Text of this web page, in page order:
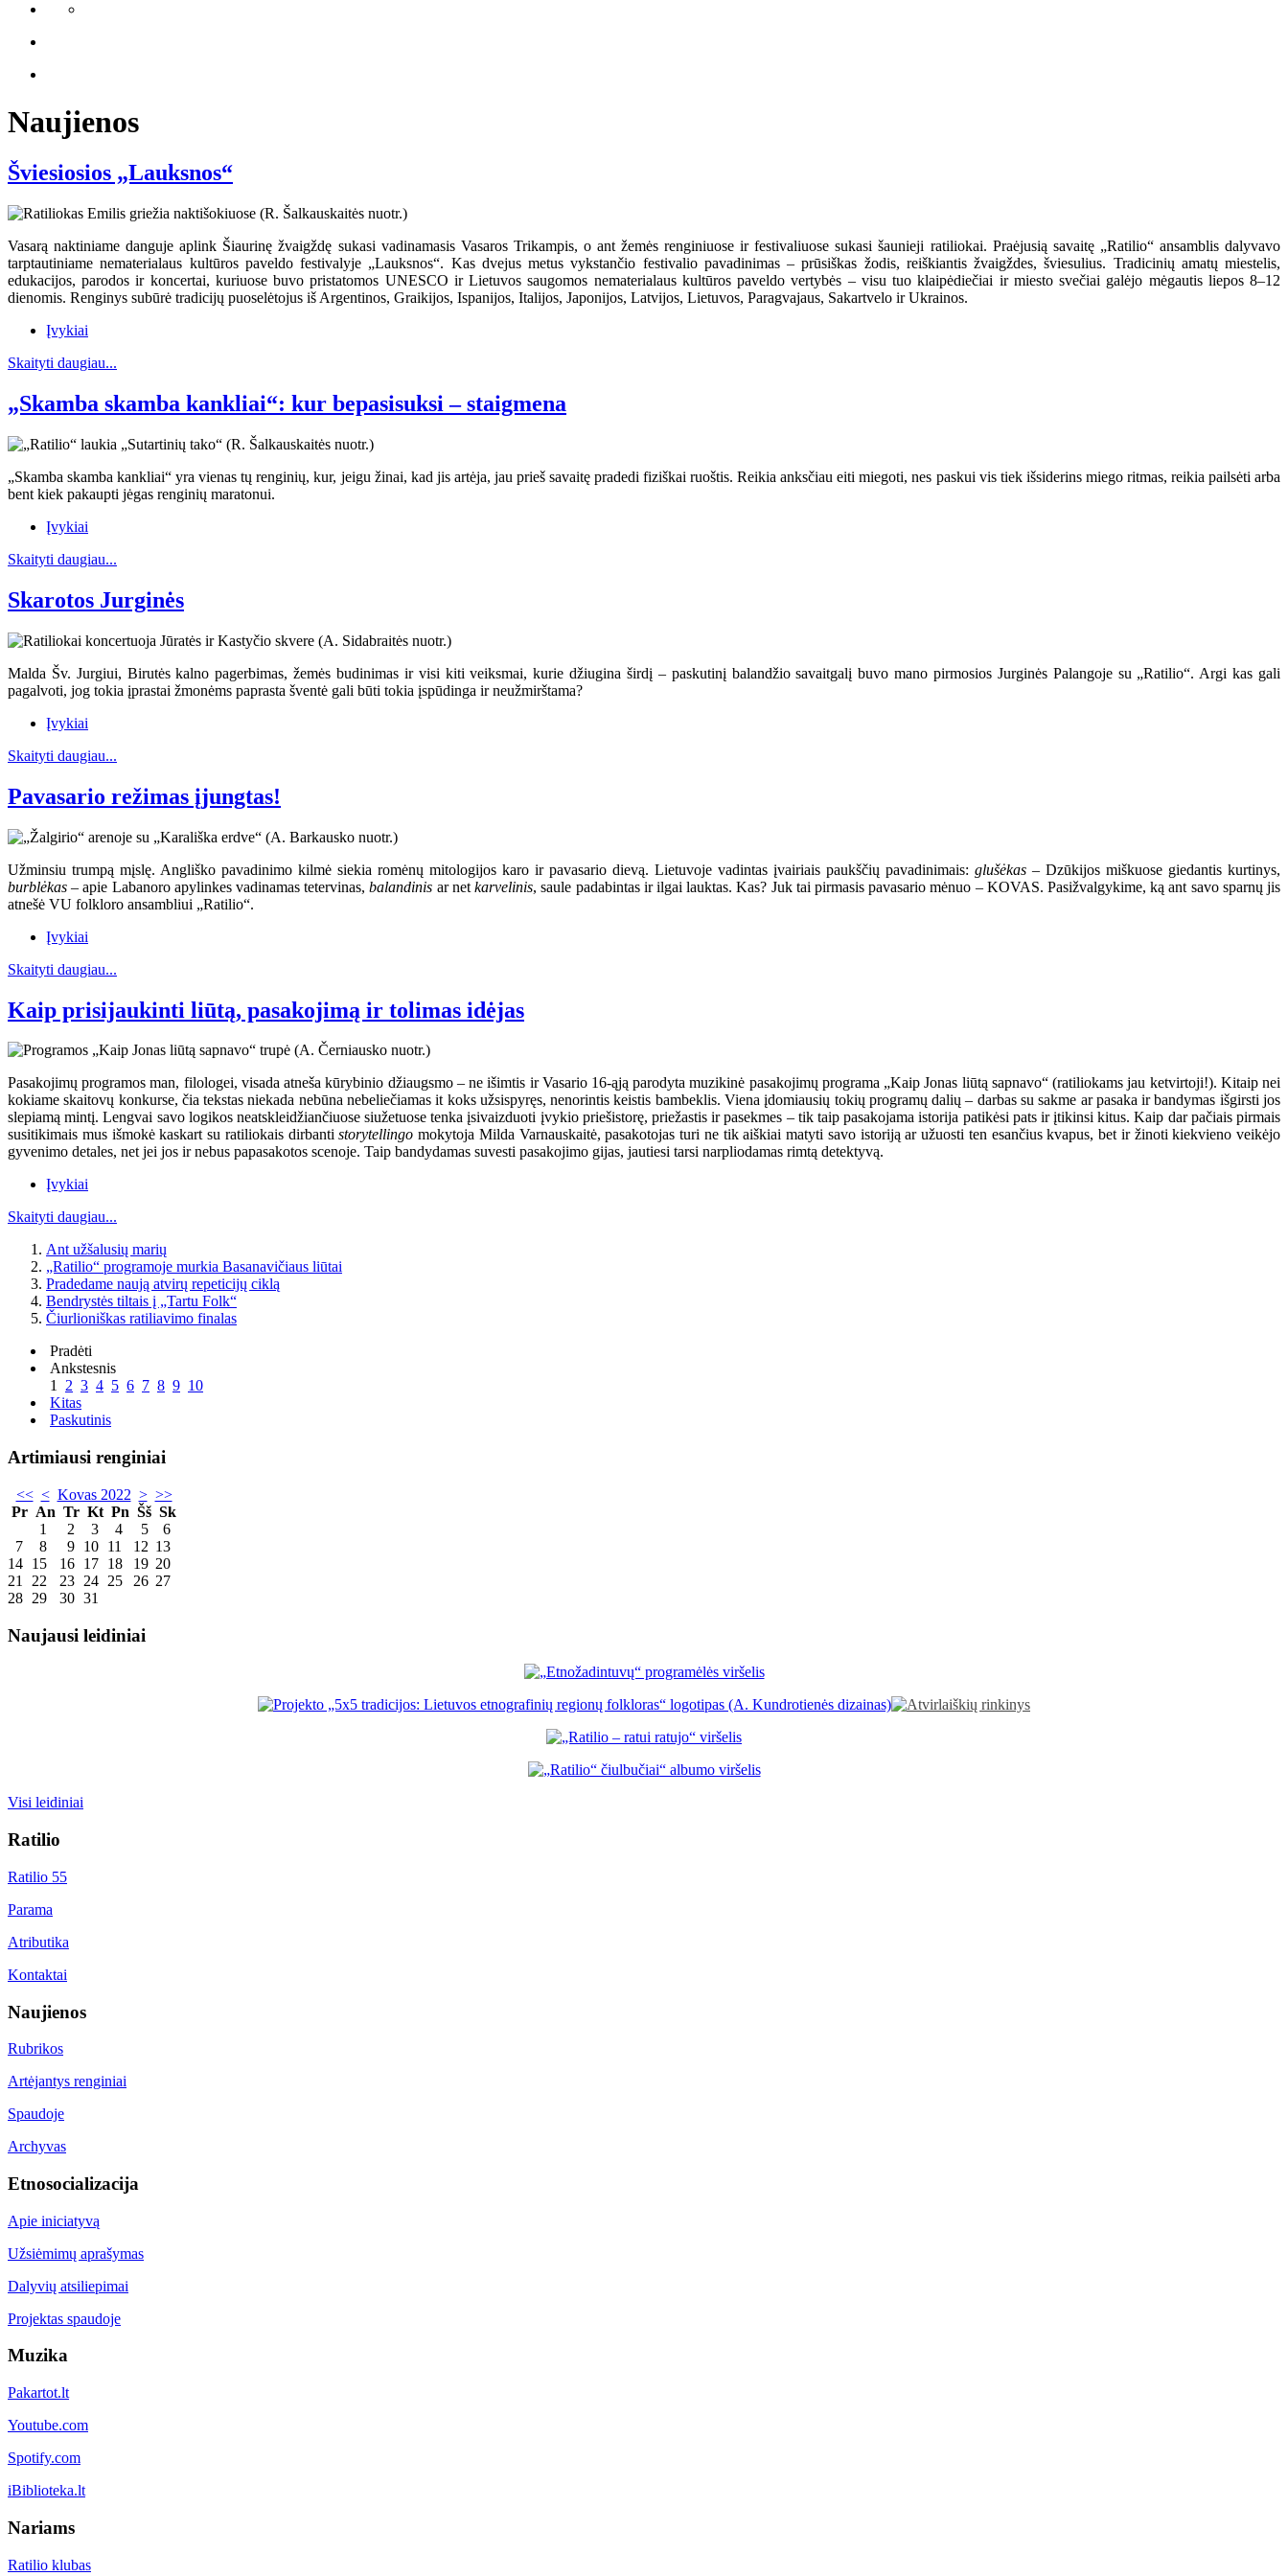
Naujienos
Šviesiosios „Lauksnos“
Vasarą naktiniame danguje aplink Šiaurinę žvaigždę sukasi vadinamasis Vasaros Trikampis, o ant žemės renginiuose ir festivaliuose sukasi šaunieji ratiliokai. Praėjusią savaitę „Ratilio“ ansamblis dalyvavo
tarptautiniame nematerialaus kultūros paveldo festivalyje „Lauksnos“. Kas dvejus metus vykstančio festivalio pavadinimas – prūsiškas žodis, reiškiantis žvaigždes, šviesulius. Tradicinių amatų miestelis,
edukacijos, parodos ir koncertai, kuriuose buvo pristatomos UNESCO ir Lietuvos saugomos nematerialaus kultūros paveldo vertybės – visu tuo klaipėdiečiai ir miesto svečiai galėjo mėgautis liepos 8–12
dienomis. Renginys subūrė tradicijų puoselėtojus iš Argentinos, Graikijos, Ispanijos, Italijos, Japonijos, Latvijos, Lietuvos, Paragvajaus, Sakartvelo ir Ukrainos.
Įvykiai
Skaityti daugiau...
„Skamba skamba kankliai“: kur bepasisuksi – staigmena
„Skamba skamba kankliai“ yra vienas tų renginių, kur, jeigu žinai, kad jis artėja, jau prieš savaitę pradedi fiziškai ruoštis. Reikia anksčiau eiti miegoti, nes paskui vis tiek išsiderins miego ritmas, reikia pailsėti arba
bent kiek pakaupti jėgas renginių maratonui.
Įvykiai
Skaityti daugiau...
Skarotos Jurginės
Malda Šv. Jurgiui, Birutės kalno pagerbimas, žemės budinimas ir visi kiti veiksmai, kurie džiugina širdį – paskutinį balandžio savaitgalį buvo mano pirmosios Jurginės Palangoje su „Ratilio“. Argi kas gali
pagalvoti, jog tokia įprastai žmonėms paprasta šventė gali būti tokia įspūdinga ir neužmirštama?
Įvykiai
Skaityti daugiau...
Pavasario režimas įjungtas!
Užminsiu trumpą mįslę. Angliško pavadinimo kilmė siekia romėnų mitologijos karo ir pavasario dievą. Lietuvoje vadintas įvairiais paukščių pavadinimais: glušėkas – Dzūkijos miškuose giedantis kurtinys,
burblėkas– apie Labanoro apylinkes vadinamas tetervinas,balandinis ar netkarvelinis, saule padabintas ir ilgai lauktas. Kas? Juk tai pirmasis pavasario mėnuo – KOVAS. Pasižvalgykime, ką ant savo sparnų jis
atnešė VU folkloro ansambliui „Ratilio“.
Įvykiai
Skaityti daugiau...
Kaip prisijaukinti liūtą, pasakojimą ir tolimas idėjas
Pasakojimų programos man, filologei, visada atneša kūrybinio džiaugsmo – ne išimtis ir Vasario 16-ąją parodyta muzikinė pasakojimų programa „Kaip Jonas liūtą sapnavo“ (ratiliokams jau ketvirtoji!). Kitaip nei
kokiame skaitovų konkurse, čia tekstas niekada nebūna nebeliečiamas it koks užsispyręs, nenorintis keistis bambeklis. Viena įdomiausių tokių programų dalių – darbas su sakme ar pasaka ir bandymas išgirsti jos
slepiamą mintį. Lengvai savo logikos neatskleidžiančiuose siužetuose tenka įsivaizduoti įvykio priešistorę, priežastis ir pasekmes – tik taip pasakojama istorija patikėsi pats ir įtikinsi kitus. Kaip dar pačiais pirmais
susitikimais mus išmokė kaskart su ratiliokais dirbantistorytellingo mokytoja Milda Varnauskaitė, pasakotojas turi ne tik aiškiai matyti savo istoriją ar užuosti ten esančius kvapus, bet ir žinoti kiekvieno veikėjo
gyvenimo detales, net jei jos ir nebus papasakotos scenoje. Taip bandydamas suvesti pasakojimo gijas, jautiesi tarsi narpliodamas rimtą detektyvą.
Įvykiai
Skaityti daugiau...
Ant užšalusių marių
„Ratilio“ programoje murkia Basanavičiaus liūtai
Pradedame naują atvirų repeticijų ciklą
Bendrystės tiltais į „Tartu Folk“
Čiurlioniškas ratiliavimo finalas
Pradėti
Ankstesnis
1 2 3 4 5 6 7 8 9 10
Kitas
Paskutinis
Artimiausi renginiai
<< < Kovas 2022 > >>
Pr An Tr Kt Pn Šš Sk
1
2 3 4 5
6
7
8 9 10 11 12 13
14 15 16 17 18 19 20
21
22 23 24 25 26 27
28 29 30 31
Naujausi leidiniai
Visi leidiniai
Ratilio
Ratilio 55
Parama
Atributika
Kontaktai
Naujienos
Rubrikos
Artėjantys renginiai
Spaudoje
Archyvas
Etnosocializacija
Apie iniciatyvą
Užsiėmimų aprašymas
Dalyvių atsiliepimai
Projektas spaudoje
Muzika
Pakartot.lt
Youtube.com
Spotify.com
iBiblioteka.lt
Nariams
Ratilio klubas